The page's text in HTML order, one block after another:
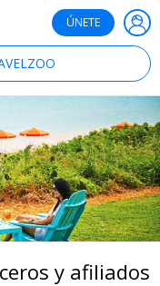
ÚNETE
y afiliados